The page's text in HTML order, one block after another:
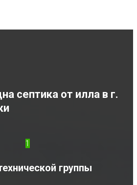
септика от илла в г.
1
группы